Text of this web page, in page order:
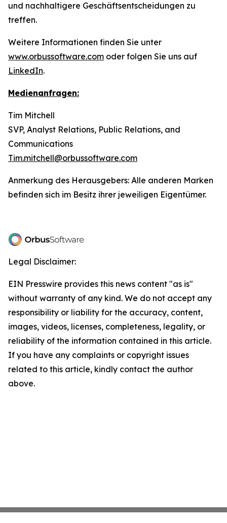
und nachhaltigere Geschäftsentscheidungen zu
treffen.
Weitere Informationen finden Sie unter
www.orbussoftware.com oder folgen Sie uns auf
LinkedIn.
Medienanfragen:
Tim Mitchell
SVP, Analyst Relations, Public Relations, and
Communications
Tim.mitchell@orbussoftware.com
Anmerkung des Herausgebers: Alle anderen Marken
befinden sich im Besitz ihrer jeweiligen Eigentümer.
Legal Disclaimer:
EIN Presswire provides this news content "as is"
without warranty of any kind. We do not accept any
responsibility or liability for the accuracy, content,
images, videos, licenses, completeness, legality, or
reliability of the information contained in this article.
If you have any complaints or copyright issues
related to this article, kindly contact the author
above.